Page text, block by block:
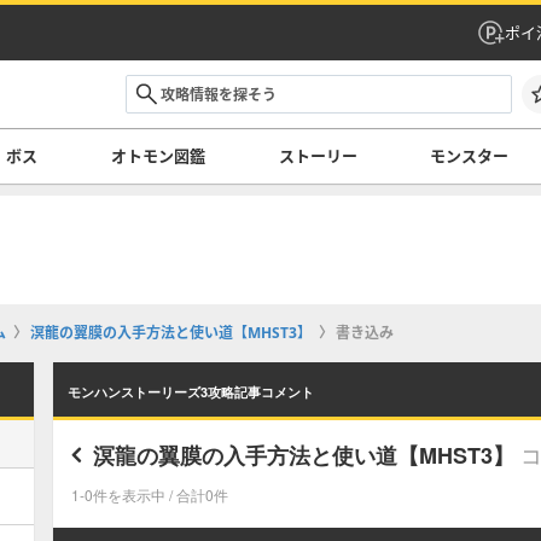
ポイ
ボス オトモン図鑑 ストーリー モンスター
溟龍の翼膜の入手方法と使い道【MHST3】 書き込み
モンハンストーリーズ3攻略記事コメント
溟龍の翼膜の入手方法と使い道【MHST3】
1-0件を表示中 / 合計0件